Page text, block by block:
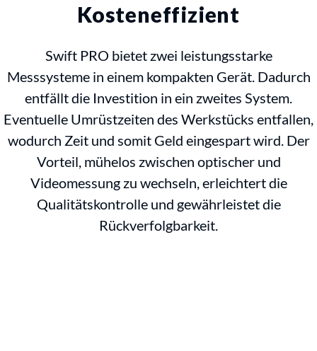
Kosteneffizient
Swift PRO bietet zwei leistungsstarke
Messsysteme in einem kompakten Gerät. Dadurch
entfällt die Investition in ein zweites System.
Eventuelle Umrüstzeiten des Werkstücks entfallen,
wodurch Zeit und somit Geld eingespart wird. Der
Vorteil, mühelos zwischen optischer und
Videomessung zu wechseln, erleichtert die
Qualitätskontrolle und gewährleistet die
Rückverfolgbarkeit.